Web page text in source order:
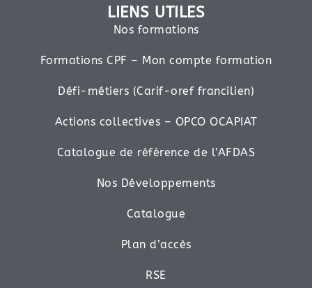
LIENS UTILES
Nos formations
Formations CPF – Mon compte formation
Défi-métiers (Carif-oref francilien)
Actions collectives – OPCO OCAPIAT
Catalogue de référence de l’AFDAS
Nos Développements
Catalogue
Plan d’accès
RSE